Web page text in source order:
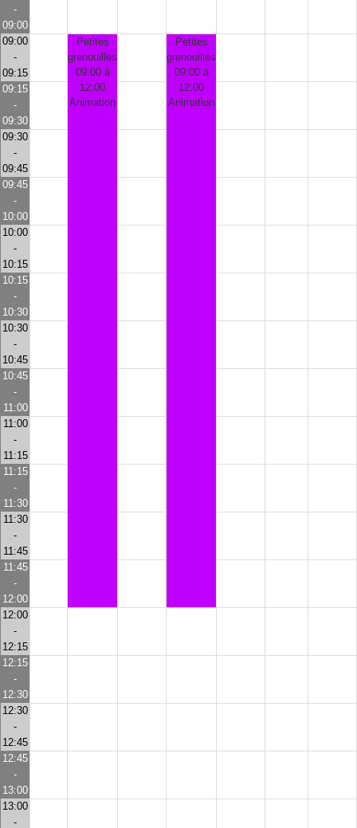
-
09:00
09:00
-
09:15
Petites
grenouilles
09:00 à
12:00
Animation
Petites
grenouilles
09:00 à
12:00
Animation
09:15
-
09:30
09:30
-
09:45
09:45
-
10:00
10:00
-
10:15
10:15
-
10:30
10:30
-
10:45
10:45
-
11:00
11:00
-
11:15
11:15
-
11:30
11:30
-
11:45
11:45
-
12:00
12:00
-
12:15
12:15
-
12:30
12:30
-
12:45
12:45
-
13:00
13:00
-